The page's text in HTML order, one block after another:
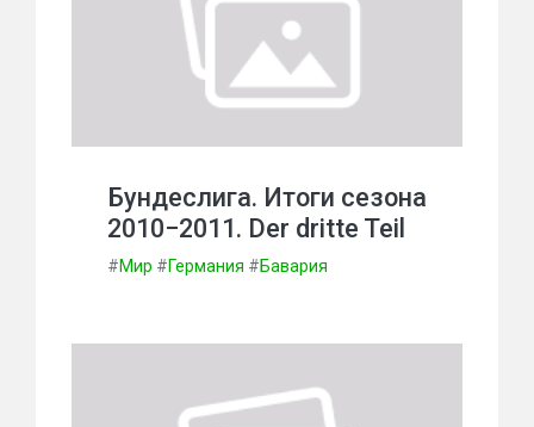
Бундеслига. Итоги сезона
2010−2011. Der dritte Teil
#Мир #Германия #Бавария